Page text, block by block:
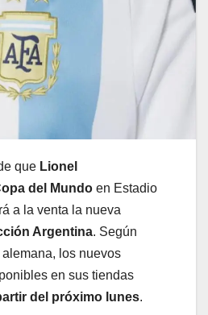
que Lionel
del Mundo en Estadio
a la venta la nueva
Argentina. Según
los nuevos
en sus tiendas
del próximo lunes.